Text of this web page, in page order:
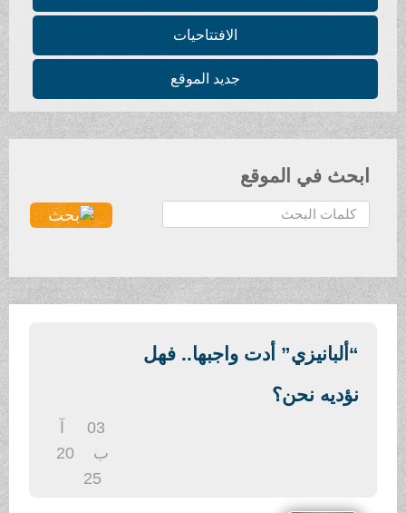
الافتتاحيات
جديد الموقع
ابحث في الموقع
ح
ث
“ألبانيزي” أدت واجبها.. فهل
نؤديه نحن؟